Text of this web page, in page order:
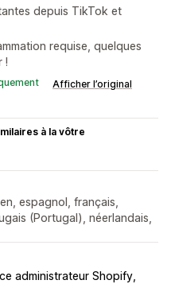
depuis TikTok et
requise, quelques
!
Afficher l’original
à la vôtre
espagnol, français,
(Portugal), néerlandais,
administrateur Shopify